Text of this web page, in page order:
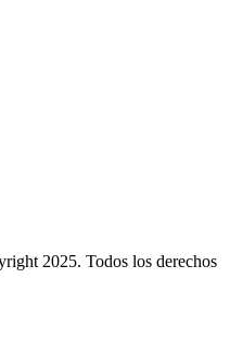
2025. Todos los derechos